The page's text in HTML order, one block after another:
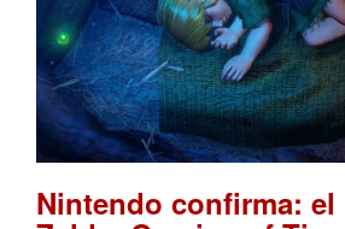
Nintendo confirma: el